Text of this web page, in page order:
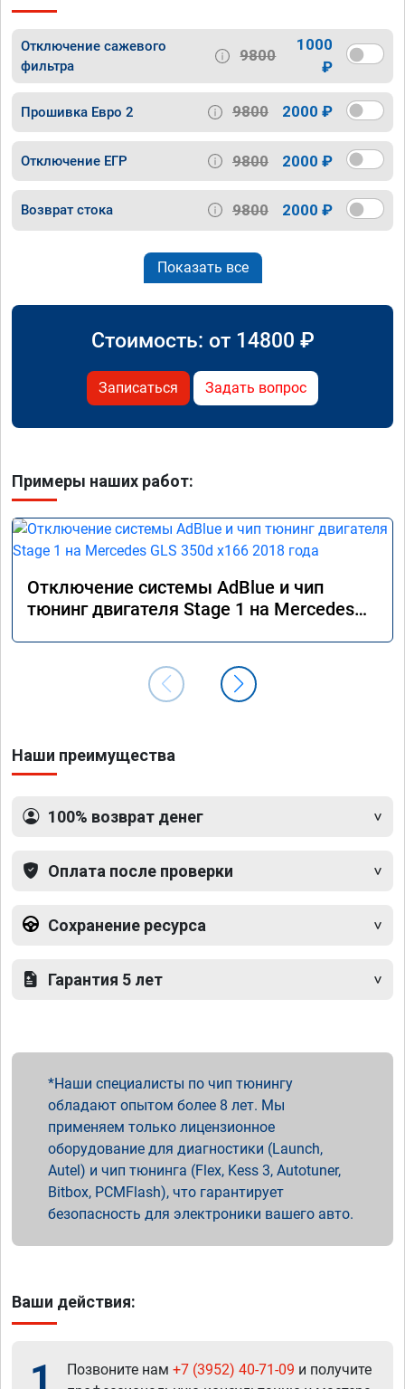
Отключение сажевого
фильтра
9800
1000
₽
Прошивка Евро 2 9800 2000 ₽
Отключение ЕГР 9800 2000 ₽
Возврат стока 9800 2000 ₽
Показать все
Стоимость: от 14800 ₽
Записаться Задать вопрос
Примеры наших работ:
Отключение системы AdBlue и чип
тюнинг двигателя Stage 1 на Mercedes
Наши преимущества
100% возврат денег
Оплата после проверки
Сохранение ресурса
Гарантия 5 лет
Наши специалисты по чип тюнингу
обладают опытом более 8 лет. Мы
применяем только лицензионное
оборудование для диагностики (Launch,
Autel) и чип тюнинга (Flex, Kess 3, Autotuner,
Bitbox, PCMFlash), что гарантирует
безопасность для электроники вашего авто.
Ваши действия:
1 Позвоните нам +7 (3952) 40-71-09 и получите